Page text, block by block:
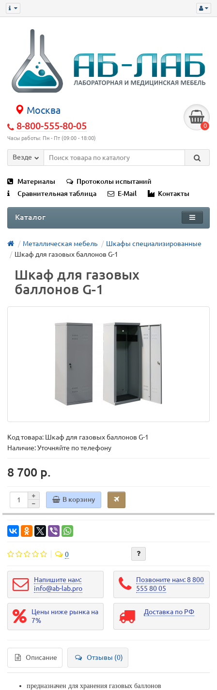
Москва
8-800-555-80-05
Часы работы: Пн - Пт (09:00 - 18:00)
0
Везде
Материалы
Протоколы испытаний
Сравнительная таблица
E-Mail Контакты
Каталог
Металлическая мебель
Шкафы специализированные
Шкаф для газовых баллонов G-1
Шкаф для газовых
баллонов G-1
Код товара: Шкаф для газовых баллонов G-1
Наличие: Уточняйте по телефону
8 700 р.
В корзину
0
Напишите нам:
info@ab-lab.pro
Позвоните нам: 8 800
555 80 05
Цены ниже рынка на
7%
Доставка по РФ
Описание Отзывы (0)
предназначен для хранения газовых баллонов